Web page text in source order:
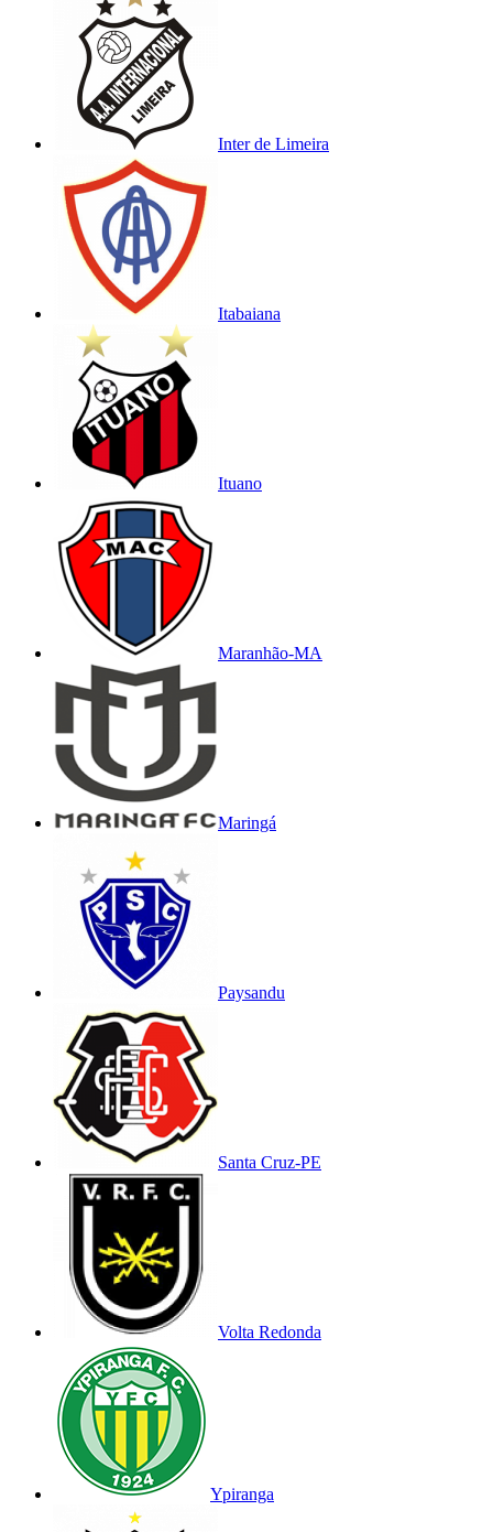
Inter de Limeira
Itabaiana
Ituano
Maranhão-MA
Maringá
Paysandu
Santa Cruz-PE
Volta Redonda
Ypiranga